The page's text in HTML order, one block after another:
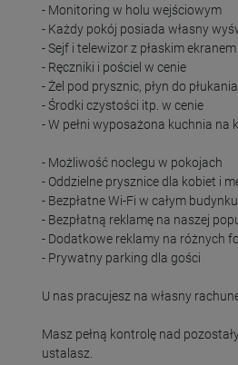
- Monitoring w holu wejściowym
- Każdy pokój posiada własny
- Sejf i telewizor z płaskim
- Ręczniki i pościel w cenie
- Żel pod prysznic, płyn do
- Środki czystości itp. w cenie
- W pełni wyposażona kuchnia
- Możliwość noclegu w pokojach
- Oddzielne prysznice dla kobiet i
- Bezpłatne Wi-Fi w całym budynku
- Bezpłatną reklamę na naszej
- Dodatkowe reklamy na różnych
- Prywatny parking dla gości
U nas pracujesz na własny
Masz pełną kontrolę nad
ustalasz.